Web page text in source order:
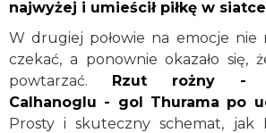
najwyżej i umieścił piłkę w
W drugiej połowie na emocje nie
czekać, a ponownie okazało się,
powtarzać. Rzut rożny -
Calhanoglu - gol Thurama po
Prosty i skuteczny schemat, jak